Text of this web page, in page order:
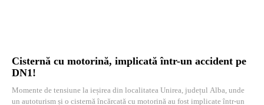
Cisternă cu motorină, implicată într-un accident pe
DN1!
Momente de tensiune la ieșirea din localitatea Unirea, județul Alba, unde
un autoturism și o cisternă încărcată cu motorină au fost implicate într-un